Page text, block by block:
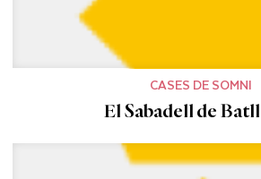
CASES DE SOMNI
El Sabadell de